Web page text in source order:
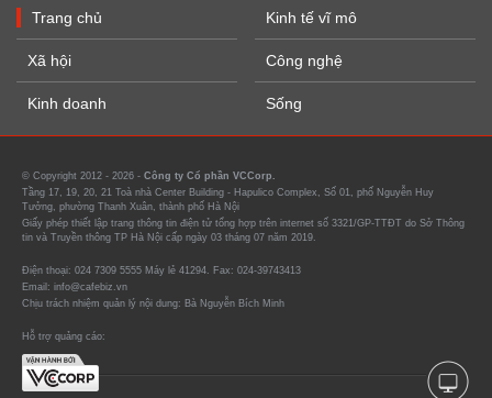
Trang chủ
Xã hội
Kinh doanh
Kinh tế vĩ mô
Công nghệ
Sống
© Copyright 2012 - 2026 - Công ty Cổ phần VCCorp.
Tầng 17, 19, 20, 21 Toà nhà Center Building - Hapulico Complex, Số 01, phố Nguyễn Huy
Tưởng, phường Thanh Xuân, thành phố Hà Nội
Giấy phép thiết lập trang thông tin điện tử tổng hợp trên internet số 3321/GP-TTĐT do Sở Thông
tin và Truyền thông TP Hà Nội cấp ngày 03 tháng 07 năm 2019.
Điện thoại: 024 7309 5555 Máy lẻ 41294. Fax: 024-39743413
Email: info@cafebiz.vn
Chịu trách nhiệm quản lý nội dung: Bà Nguyễn Bích Minh
Hỗ trợ quảng cáo: